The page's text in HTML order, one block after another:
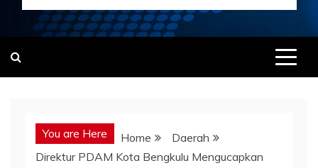
Berita-nusantara.com
Kabar Nusantara Terpercaya
You are Here Home
Daerah
Direktur PDAM Kota Bengkulu Mengucapkan